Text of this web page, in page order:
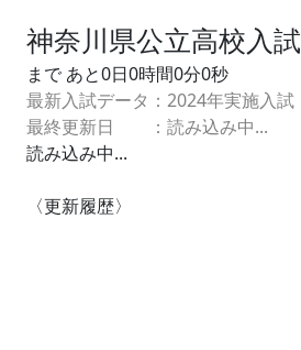
神奈川県公立高校入試
まで あと0日0時間0分0秒
最新入試データ： 2024年実施入試
最終更新日 ： 読み込み中...
読み込み中...
〈更新履歴〉